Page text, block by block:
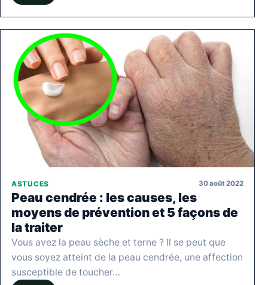
ASTUCES 30 août 2022
Peau cendrée : les causes, les
moyens de prévention et 5 façons de
la traiter
Vous avez la peau sèche et terne ? Il se peut que
vous soyez atteint de la peau cendrée, une affection
susceptible de toucher…